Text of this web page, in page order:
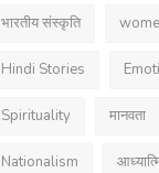
भारतीय संस्कृति
Hindi Stories
Spirituality मानवता
Nationalism